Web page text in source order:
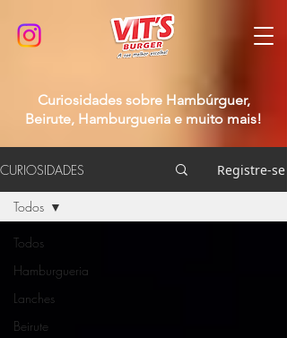
Curiosidades sobre Hambúrguer,
Beirute, Hamburgueria e muito mais!
CURIOSIDADES Registre-se
Todos
Hamburgueria
Lanches
Beirute
Todos